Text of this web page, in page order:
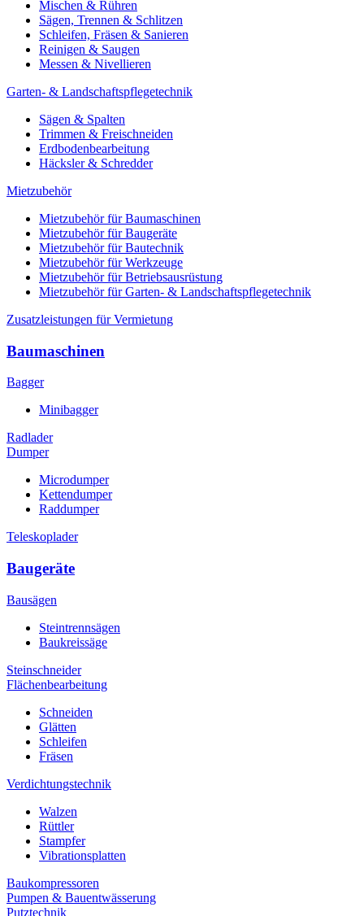
Mischen & Rühren
Sägen, Trennen & Schlitzen
Schleifen, Fräsen & Sanieren
Reinigen & Saugen
Messen & Nivellieren
Garten- & Landschaftspflegetechnik
Sägen & Spalten
Trimmen & Freischneiden
Erdbodenbearbeitung
Häcksler & Schredder
Mietzubehör
Mietzubehör für Baumaschinen
Mietzubehör für Baugeräte
Mietzubehör für Bautechnik
Mietzubehör für Werkzeuge
Mietzubehör für Betriebsausrüstung
Mietzubehör für Garten- & Landschaftspflegetechnik
Zusatzleistungen für Vermietung
Baumaschinen
Bagger
Minibagger
Radlader
Dumper
Microdumper
Kettendumper
Raddumper
Teleskoplader
Baugeräte
Bausägen
Steintrennsägen
Baukreissäge
Steinschneider
Flächenbearbeitung
Schneiden
Glätten
Schleifen
Fräsen
Verdichtungstechnik
Walzen
Rüttler
Stampfer
Vibrationsplatten
Baukompressoren
Pumpen & Bauentwässerung
Putztechnik